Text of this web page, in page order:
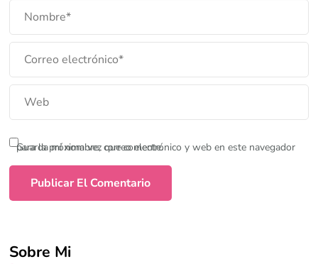
Guarda mi nombre, correo electrónico y web en este navegador para la próxima vez que comente.
Sobre Mi